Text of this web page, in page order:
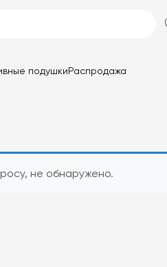
подушкиРаспродажа
не обнаружено.